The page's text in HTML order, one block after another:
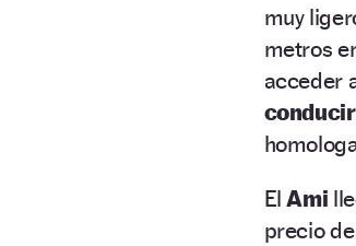
muy
metros
acceder
ElAmi
precio